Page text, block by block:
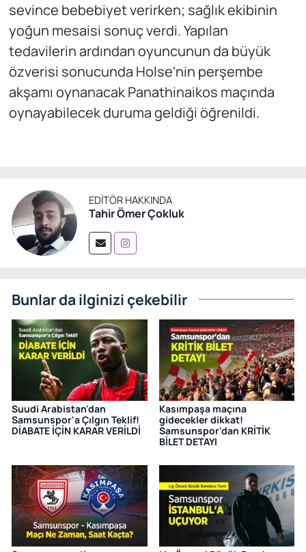
sevince bebebiyet verirken; sağlık ekibinin
yoğun mesaisi sonuç verdi. Yapılan
tedavilerin ardından oyuncunun da büyük
özverisi sonucunda Holse'nin perşembe
akşamı oynanacak Panathinaikos maçında
oynayabilecek duruma geldiği öğrenildi.
EDITÖR HAKKINDA
Tahir Ömer Çokluk
Bunlar da ilginizi çekebilir
Suudi Arabistan'dan
Samsunspor'a Çılgın Teklif!
DİABATE İÇİN KARAR VERİLDİ
Kasımpaşa maçına
gidecekler dikkat!
Samsunspor'dan KRİTİK
BİLET DETAYI